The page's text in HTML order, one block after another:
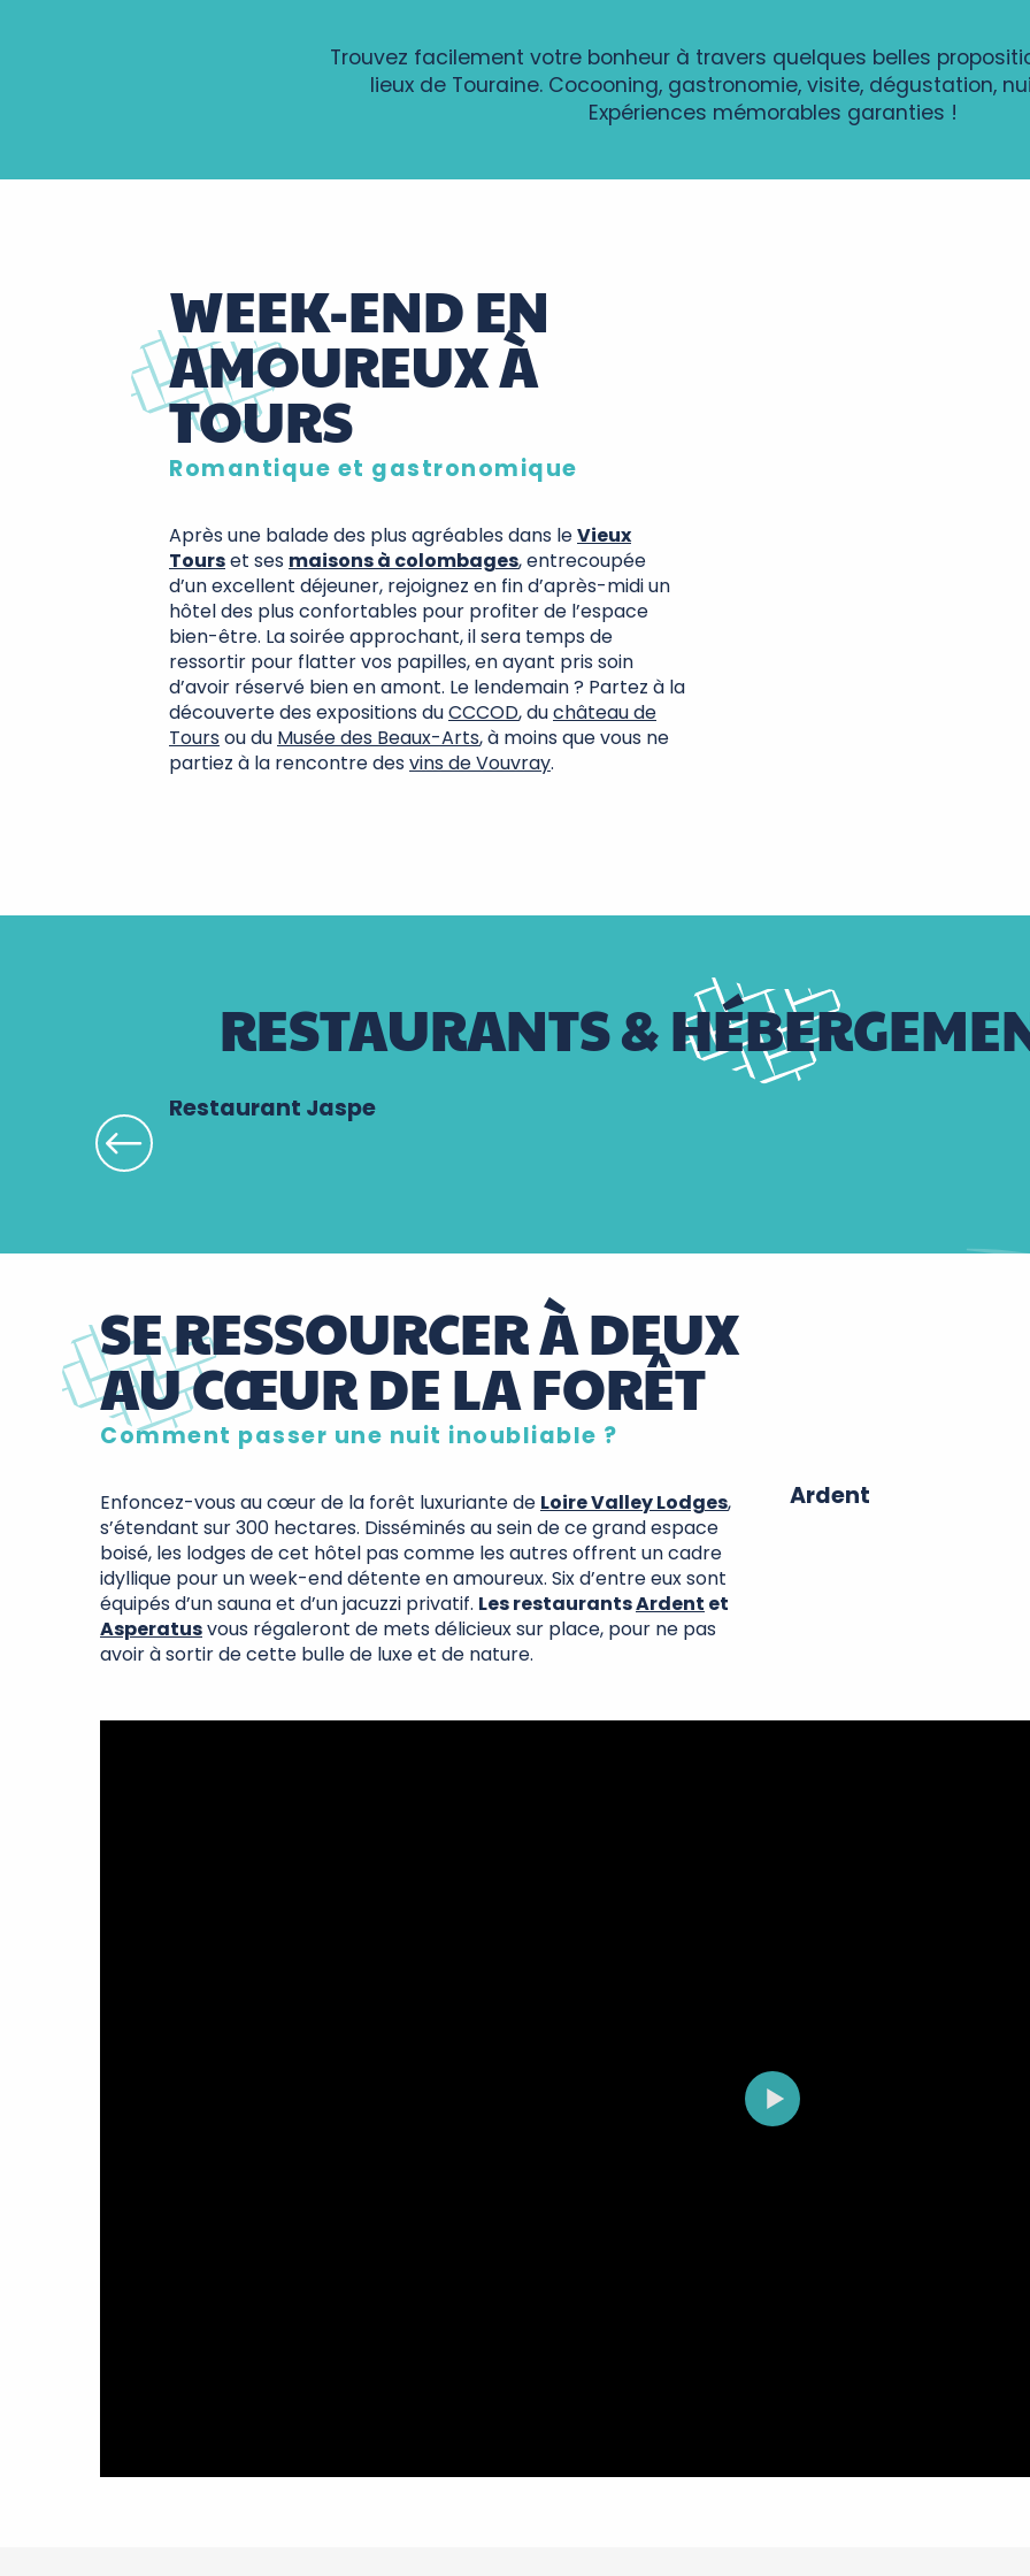
Trouvez facilement votre bonheur à travers quelques belles
lieux de Touraine. Cocooning, gastronomie, visite, dégustation,
Expériences mémorables garanties !
WEEK-END EN
AMOUREUX À
TOURS
Romantique et gastronomique
Après une balade des plus agréables dans leVieux
Tourset ses maisons à colombages, entrecoupée
d’un excellent déjeuner, rejoignez en fin d’après-midi un
hôtel des plus confortables pour profiter de l’espace
bien-être. La soirée approchant, il sera temps de
ressortir pour flatter vos papilles, en ayant pris soin
d’avoir réservé bien en amont. Le lendemain ? Partez à la
découverte des expositions duCCCOD, duchâteau de
Toursou du Musée des Beaux-Arts, à moins que vous ne
partiez à la rencontre desvins de Vouvray.
RESTAURANTS &
Restaurant Jaspe
SE RESSOURCER À DEUX
AU CŒUR DE LA FORÊT
Comment passer une nuit inoubliable ?
Enfoncez-vous au cœur de la forêt luxuriante de Loire Valley Lodges,
s’étendant sur 300 hectares. Disséminés au sein de ce grand espace
boisé, les lodges de cet hôtel pas comme les autres offrent un cadre
idyllique pour un week-end détente en amoureux. Six d’entre eux sont
équipés d’un sauna et d’un jacuzzi privatif. Les restaurantsArdent et
Asperatusvous régaleront de mets délicieux sur place, pour ne pas
avoir à sortir de cette bulle de luxe et de nature.
Ardent